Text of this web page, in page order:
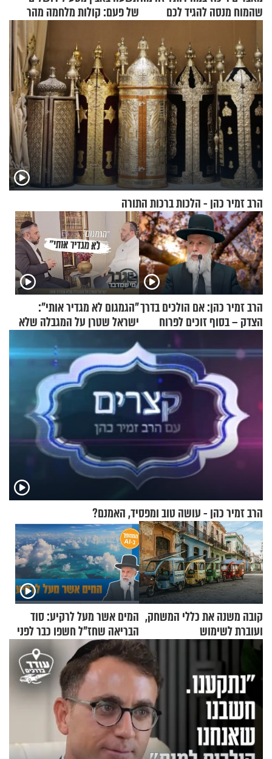
שהמוח מנסה להגיד לכם
של פעם: קולות מלחמה מהר
הרב זמיר כהן - הלכות ברכות התורה
הרב זמיר כהן: אם הולכים בדרך
הצדק – בסוף זוכים לפרוח
"הגמגום לא מגדיר אותי":
ישראל שטרן על המגבלה שלא
הרב זמיר כהן - עושה טוב ומפסיד, האמנם?
קובה משנה את כללי המשחק,
ועוברת לשימוש
בתלת־אופנועים סולאריים
המים אשר מעל לרקיע: סוד
הבריאה שחז"ל חשפו כבר לפני
אלפי שנים